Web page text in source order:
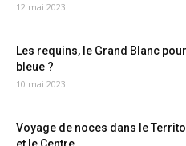
12 mai 2023
Les requins, le Grand Blanc
bleue ?
10 mai 2023
Voyage de noces dans le